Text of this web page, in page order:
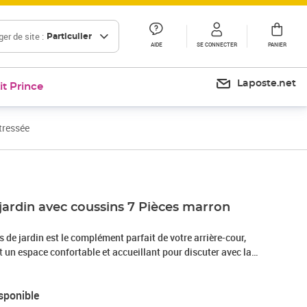
de site : Particulier
AIDE SE CONNECTER PANIER
Prince Laposte.net
avec coussins 7 Pièces marron
de jardin est le complément parfait de votre arrière-cour,
espace confortable et accueillant pour discuter avec la
se détendre et profiter de l'extérieur. Matériau
et nécessitant peu d'entretien qui ressemble au rotin